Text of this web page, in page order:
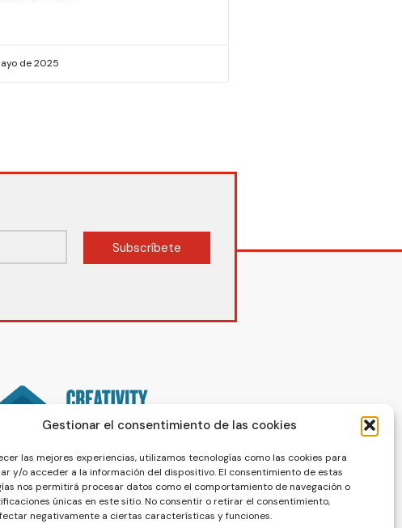
Gestionar el consentimiento de las cookies
las mejores experiencias, utilizamos tecnologías como las cookies para
y/o acceder a la información del dispositivo. El consentimiento de estas
nos permitirá procesar datos como el comportamiento de navegación o
únicas en este sitio. No consentir o retirar el consentimiento,
negativamente a ciertas características y funciones.
de 2025
Subscríbete